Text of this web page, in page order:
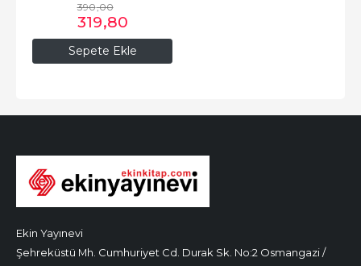
Sepete Ekle
390,00
319,80
Ekin Yayınevi
Şehreküstü Mh. Cumhuriyet Cd. Durak Sk. No:2 Osmangazi /